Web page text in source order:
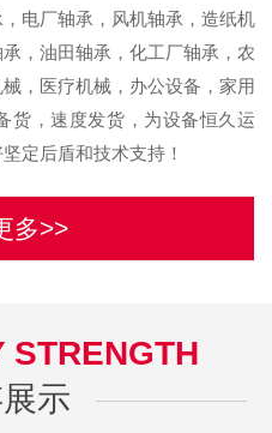
电厂轴承，风机轴承，造纸机
，油田轴承，化工厂轴承，农
，医疗机械，办公设备，家用
货，速度发货，为设备恒久运
定后盾和技术支持！
多>>
STRENGTH
示